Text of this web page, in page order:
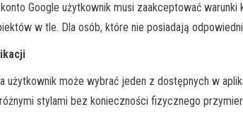
Google użytkownik musi zaakceptować
w tle. Dla osób, które nie posiadają
użytkownik może wybrać jeden z dostępnych w
stylami bez konieczności fizycznego